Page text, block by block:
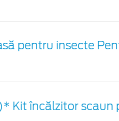
pentru insecte
Kit încălzitor scaun